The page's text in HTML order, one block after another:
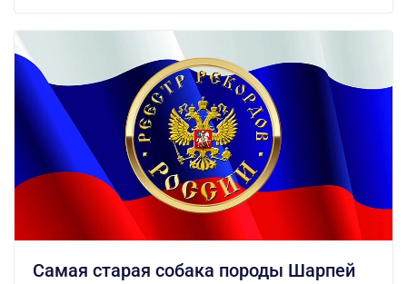
Самая старая собака породы Шарпей